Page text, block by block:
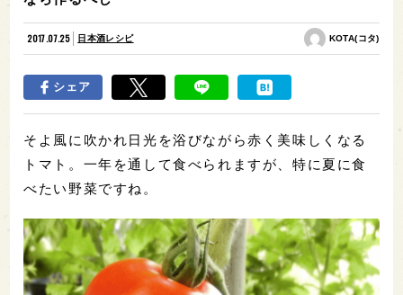
2017.07.25 日本酒レシピ KOTA(コタ)
シェア
そよ風に吹かれ日光を浴びながら赤く美味しくなる
トマト。一年を通して食べられますが、特に夏に食
べたい野菜ですね。